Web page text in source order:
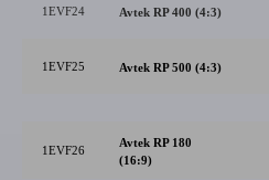
1EVF24 AvtekRP 400 (4:3)
1EVF25 AvtekRP 500 (4:3)
1EVF26
AvtekRP 180
(16:9)